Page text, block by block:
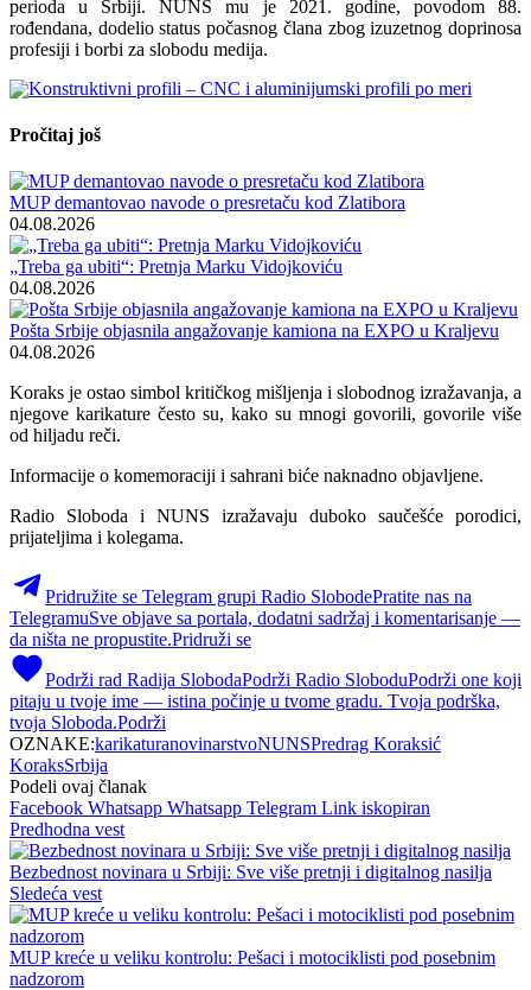
perioda u Srbiji. NUNS mu je 2021. godine, povodom 88.
rođendana, dodelio status počasnog člana zbog izuzetnog doprinosa
profesiji i borbi za slobodu medija.
Pročitaj još
MUP demantovao navode o presretaču kod Zlatibora
04.08.2026
„Treba ga ubiti“: Pretnja Marku Vidojkoviću
04.08.2026
Pošta Srbije objasnila angažovanje kamiona na EXPO u Kraljevu
04.08.2026
Koraks je ostao simbol kritičkog mišljenja i slobodnog izražavanja, a
njegove karikature često su, kako su mnogi govorili, govorile više
od hiljadu reči.
Informacije o komemoraciji i sahrani biće naknadno objavljene.
Radio Sloboda i NUNS izražavaju duboko saučešće porodici,
prijateljima i kolegama.
Pridružite se Telegram grupi Radio SlobodePratite nas na
TelegramuSve objave sa portala, dodatni sadržaj i komentarisanje —
da ništa ne propustite.Pridruži se
Podrži rad Radija SlobodaPodrži Radio SloboduPodrži one koji
pitaju u tvoje ime — istina počinje u tvome gradu. Tvoja podrška,
tvoja Sloboda.Podrži
OZNAKE:karikaturanovinarstvoNUNSPredrag Koraksić
KoraksSrbija
Podeli ovaj članak
Facebook Whatsapp Whatsapp Telegram Link iskopiran
Predhodna vest
Bezbednost novinara u Srbiji: Sve više pretnji i digitalnog nasilja
Sledeća vest
MUP kreće u veliku kontrolu: Pešaci i motociklisti pod posebnim
nadzorom